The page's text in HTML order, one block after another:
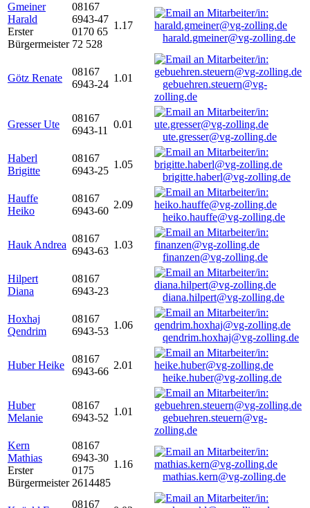
Gmeiner
Harald
Erster
Bürgermeister
08167
6943-47
0170 65
72 528
1.17
harald.gmeiner@vg-zolling.de
Götz Renate
08167
6943-24
1.01
gebuehren.steuern@vg-
zolling.de
Gresser Ute
08167
6943-11
0.01
ute.gresser@vg-zolling.de
Haberl
Brigitte
08167
6943-25
1.05
brigitte.haberl@vg-zolling.de
Hauffe
Heiko
08167
6943-60
2.09
heiko.hauffe@vg-zolling.de
Hauk Andrea
08167
6943-63
1.03
finanzen@vg-zolling.de
Hilpert
Diana
08167
6943-23
diana.hilpert@vg-zolling.de
Hoxhaj
Qendrim
08167
6943-53
1.06
qendrim.hoxhaj@vg-zolling.de
Huber Heike
08167
6943-66
2.01
heike.huber@vg-zolling.de
Huber
Melanie
08167
6943-52
1.01
gebuehren.steuern@vg-
zolling.de
Kern
Mathias
Erster
Bürgermeister
08167
6943-30
0175
2614485
1.16
mathias.kern@vg-zolling.de
08167